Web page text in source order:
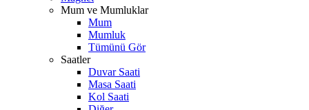
Mum ve Mumluklar
Mum
Mumluk
Tümünü Gör
Saatler
Duvar Saati
Masa Saati
Kol Saati